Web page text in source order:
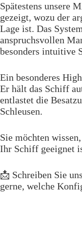
Spätestens unsere
gezeigt, wozu der
Lage ist. Das
anspruchsvollen
besonders intuitive
Ein besonderes
Er hält das Schiff
entlastet die
Schleusen.
Sie möchten
Ihr Schiff geeignet
📩 Schreiben Sie
gerne, welche